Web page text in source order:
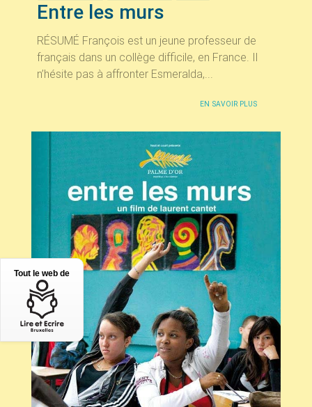
Entre les murs
RÉSUMÉ François est un jeune professeur de
français dans un collège difficile, en France. Il
n’hésite pas à affronter Esmeralda,...
EN SAVOIR PLUS
Tout le web de